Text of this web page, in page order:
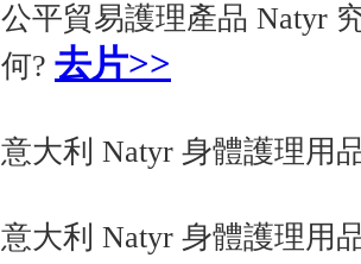
公平貿易護理產品 Natyr
何? 去片>>
意大利 Natyr 身體護理用
意大利 Natyr 身體護理用